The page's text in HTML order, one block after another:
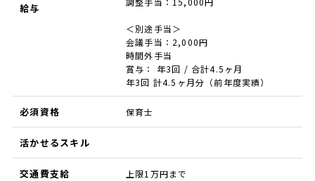
給与
＜別途手当＞
会議手当：2,000円
時間外手当
賞与： 年3回 / 合計4.5ヶ月
年3回 計4.5ヶ月分（前年度実績）
必須資格 保育士
活かせるスキル
交通費支給 上限1万円まで